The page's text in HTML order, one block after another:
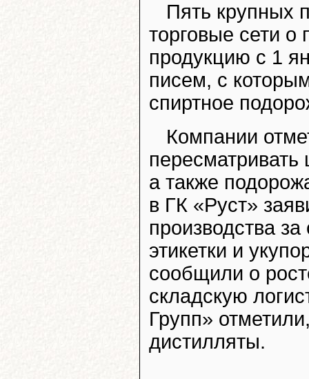
Пять крупных
торговые сети
продукцию с 1
писем, с
спиртное
Компании
а также
в ГК «Руст»
производства
этикетки и
сообщили о
складскую
Групп»
дистилляты.